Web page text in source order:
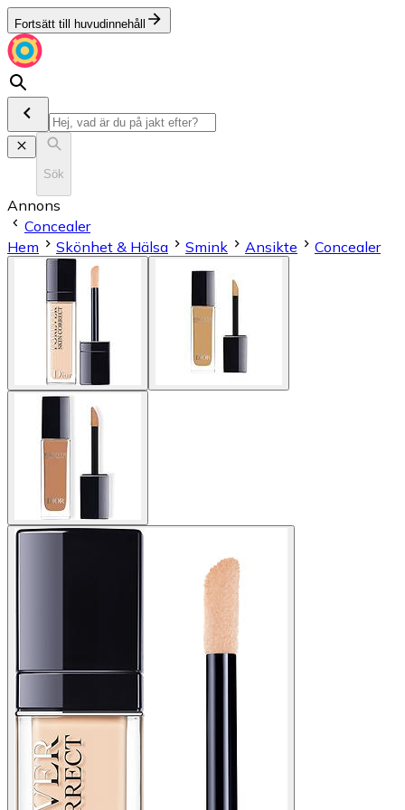
Fortsätt till huvudinnehåll
Sök
Annons
Concealer
Hem
Skönhet & Hälsa Smink Ansikte Concealer